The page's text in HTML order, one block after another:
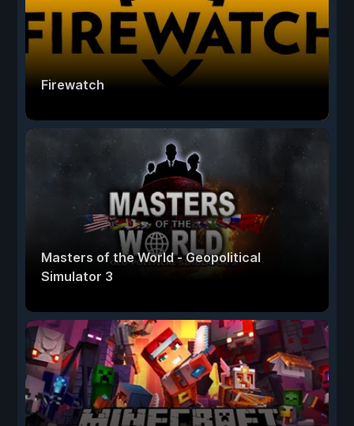
Firewatch
Masters of the World - Geopolitical
Simulator 3